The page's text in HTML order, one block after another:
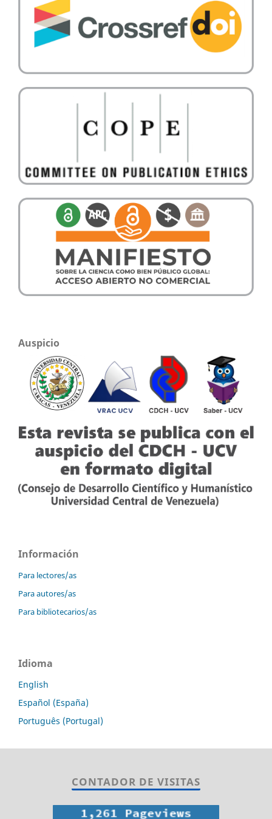
Auspicio
Información
Para lectores/as
Para autores/as
Para bibliotecarios/as
Idioma
English
Español (España)
Português (Portugal)
CONTADOR DE VISITAS